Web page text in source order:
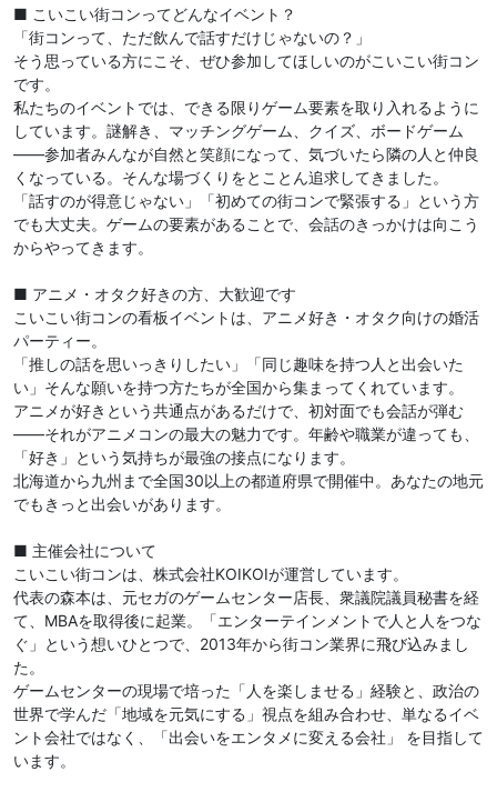
■ こいこい街コンってどんなイベント？
「街コンって、ただ飲んで話すだけじゃないの？」
そう思っている方にこそ、ぜひ参加してほしいのがこいこい街コン
です。
私たちのイベントでは、できる限りゲーム要素を取り入れるように
しています。謎解き、マッチングゲーム、クイズ、ボードゲーム
——参加者みんなが自然と笑顔になって、気づいたら隣の人と仲良
くなっている。そんな場づくりをとことん追求してきました。
「話すのが得意じゃない」「初めての街コンで緊張する」という方
でも大丈夫。ゲームの要素があることで、会話のきっかけは向こう
からやってきます。
■ アニメ・オタク好きの方、大歓迎です
こいこい街コンの看板イベントは、アニメ好き・オタク向けの婚活
パーティー。
「推しの話を思いっきりしたい」「同じ趣味を持つ人と出会いた
い」そんな願いを持つ方たちが全国から集まってくれています。
アニメが好きという共通点があるだけで、初対面でも会話が弾む
——それがアニメコンの最大の魅力です。年齢や職業が違っても、
「好き」という気持ちが最強の接点になります。
北海道から九州まで全国30以上の都道府県で開催中。あなたの地元
でもきっと出会いがあります。
■ 主催会社について
こいこい街コンは、株式会社KOIKOIが運営しています。
代表の森本は、元セガのゲームセンター店長、衆議院議員秘書を経
て、MBAを取得後に起業。「エンターテインメントで人と人をつな
ぐ」という想いひとつで、2013年から街コン業界に飛び込みまし
た。
ゲームセンターの現場で培った「人を楽しませる」経験と、政治の
世界で学んだ「地域を元気にする」視点を組み合わせ、単なるイベ
ント会社ではなく、「出会いをエンタメに変える会社」 を目指して
います。